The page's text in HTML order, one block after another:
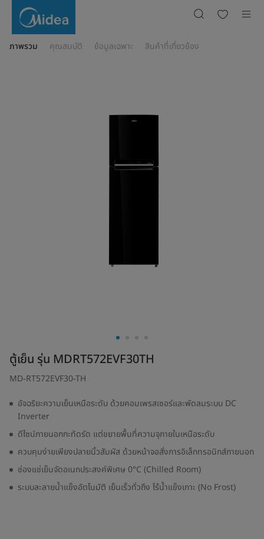
MDRT572EVF30TH
ภาพรวม คุณสมบัติ ข้อมูลเฉพาะ สินค้าที่เกี่ยวข้อง
ตู้เย็น รุ่น MDRT572EVF30TH
MD-RT572EVF30-TH
อัจฉริยะความเย็นเหนือระดับ ด้วยคอมเพรสเซอร์และพัดลมระบบ DC
Inverter
ดีไซน์ภายนอกกะทัดรัด แต่ขยายพื้นที่ความจุภายในเหนือระดับ
ควบคุมง่ายเพียงปลายนิ้วสัมผัส ด้วยหน้าจอสั่งการอิเล็กทรอนิกส์ภายนอก
ช่องแช่เย็นจัดอเนกประสงค์พิเศษ 0°C (Chilled Room)
ระบบละลายน้ำแข็งอัตโนมัติ เย็นเร็วทั่วถึง ไร้น้ำแข็งเกาะ (No Frost)